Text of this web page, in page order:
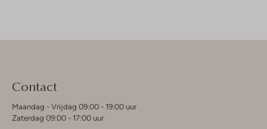
Contact
Maandag - Vrijdag 09:00 - 19:00 uur
Zaterdag 09:00 - 17:00 uur